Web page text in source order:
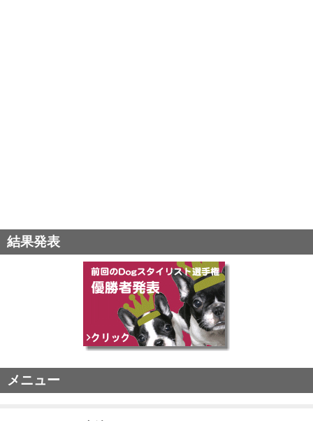
結果発表
メニュー